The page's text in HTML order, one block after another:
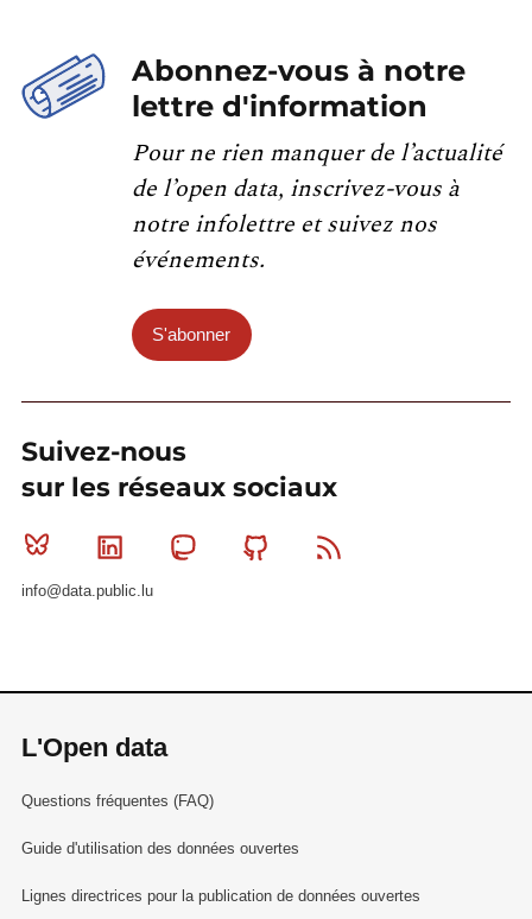
Abonnez-vous à notre
lettre d'information
Pour ne rien manquer de l’actualité
de l’open data, inscrivez-vous à
notre infolettre et suivez nos
événements.
S'abonner
Suivez-nous
sur les réseaux sociaux
Bluesky Linkedin MastodonGithub
info@data.public.lu
L'Open data
Questions fréquentes (FAQ)
Guide d'utilisation des données ouvertes
Lignes directrices pour la publication de données ouvertes